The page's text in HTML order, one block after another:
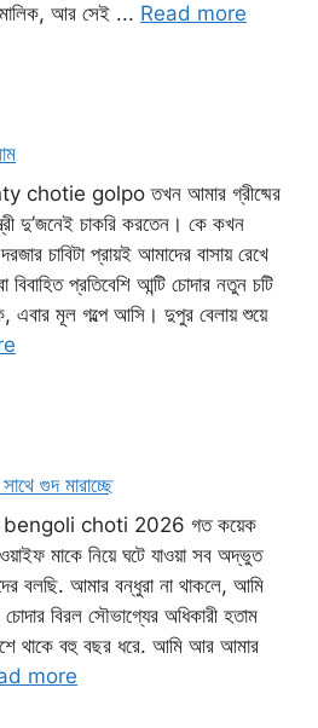
আর সেই ... Read more
chotie golpo তখন আমার গ্রীষ্মের
দু’জনেই চাকরি করতেন। কে কখন
চাবিটা প্রায়ই আমাদের বাসায় রেখে
প্রতিবেশি আন্টি চোদার নতুন চটি
এবার মূল গল্পে আসি। দুপুর বেলায় শুয়ে
গুদ মারাচ্ছে
choti 2026 গত কয়েক
মাকে নিয়ে ঘটে যাওয়া সব অদ্ভুত
বলছি. আমার বন্ধুরা না থাকলে, আমি
বিরল সৌভাগ্যের অধিকারী হতাম
থাকে বহু বছর ধরে. আমি আর আমার
more